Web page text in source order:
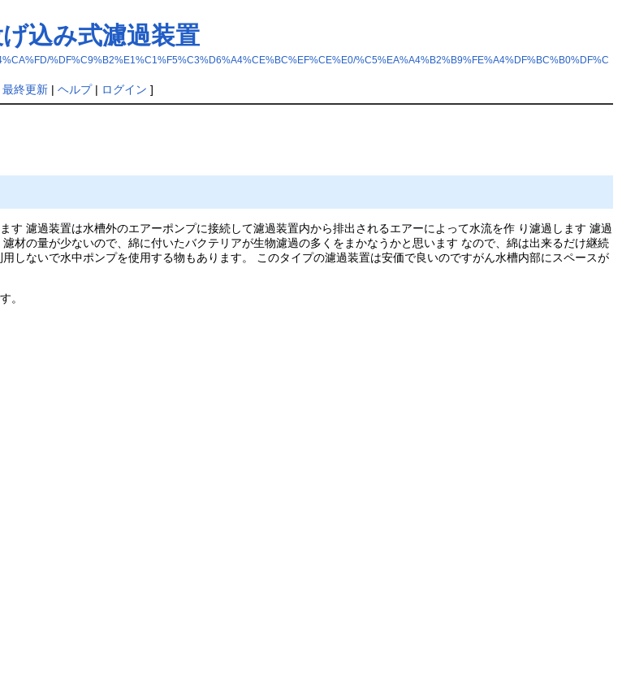
込み式濾過装置
%DF%C9%B2%E1%C1%F5%C3%D6%A4%CE%BC%EF%CE%E0/%C5%EA%A4%B2%B9%FE%A4%DF%BC%B0%DF%C
最終更新| ヘルプ| ログイン ]
す 濾過装置は水槽外のエアーポンプに接続して濾過装置内から排出されるエアーによって水流を作 り濾過します 濾過
材の量が少ないので、綿に付いたバクテリアが生物濾過の多くをまかなうかと思います なので、綿は出来るだけ継続
しないで水中ポンプを使用する物もあります。 このタイプの濾過装置は安価で良いのですがん水槽内部にスペースが
。